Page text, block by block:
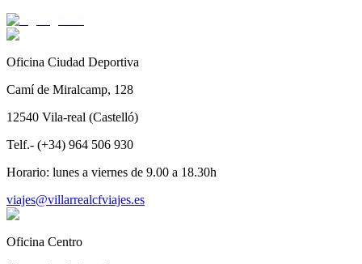
Oficina Ciudad Deportiva
Camí de Miralcamp, 128
12540 Vila-real (Castelló)
Telf.- (+34) 964 506 930
Horario: lunes a viernes de 9.00 a 18.30h
viajes@villarrealcfviajes.es
Oficina Centro